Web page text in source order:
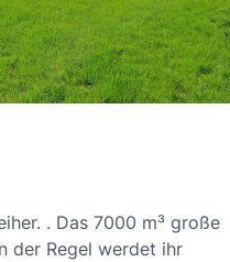
. Das 7000 m³ große
der Regel werdet ihr